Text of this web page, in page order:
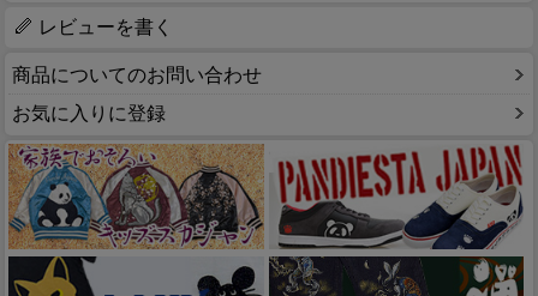
レビューを書く
商品についてのお問い合わせ
お気に入りに登録